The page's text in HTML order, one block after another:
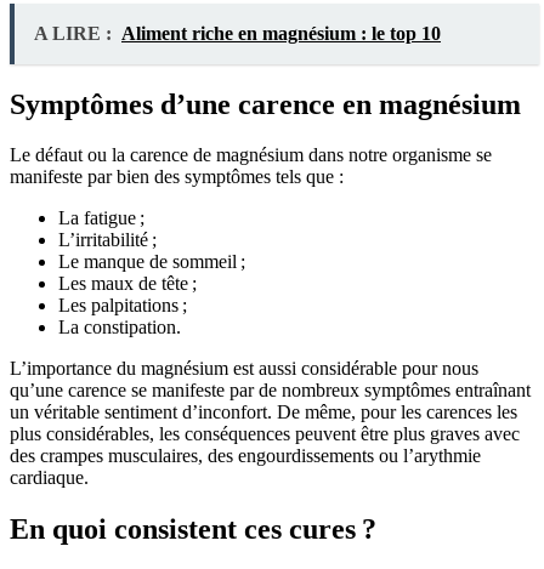
A LIRE : Aliment riche en magnésium : le top 10
Symptômes d’une carence en magnésium
Le défaut ou la carence de magnésium dans notre organisme se
manifeste par bien des symptômes tels que :
La fatigue ;
L’irritabilité ;
Le manque de sommeil ;
Les maux de tête ;
Les palpitations ;
La constipation.
L’importance du magnésium est aussi considérable pour nous
qu’une carence se manifeste par de nombreux symptômes entraînant
un véritable sentiment d’inconfort. De même, pour les carences les
plus considérables, les conséquences peuvent être plus graves avec
des crampes musculaires, des engourdissements ou l’arythmie
cardiaque.
En quoi consistent ces cures ?